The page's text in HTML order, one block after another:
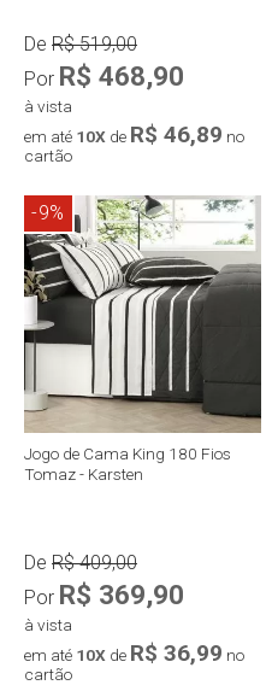
De R$ 519,00
Por R$ 468,90
à vista
em até 10X de R$ 46,89 no
cartão
Compra rápida
-9%
Jogo de Cama King 180 Fios
Tomaz - Karsten
De R$ 409,00
Por R$ 369,90
à vista
em até 10X de R$ 36,99 no
cartão